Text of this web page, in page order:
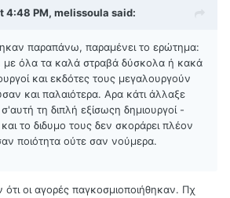
4:48 PM, melissoula said:
παραπάνω, παραμένει το ερώτημα:
με όλα τα καλά στραβά δύσκολα ή κακά
και εκδότες τους μεγαλουργούν
και παλαιότερα. Αρα κάτι άλλαξε
τη διπλή εξίσωςη δημιουργοί -
το διδυμο τους δεν σκοράρει πλέον
ποιότητα ούτε σαν νούμερα.
οι αγορές παγκοσμιοποιήθηκαν. Πχ